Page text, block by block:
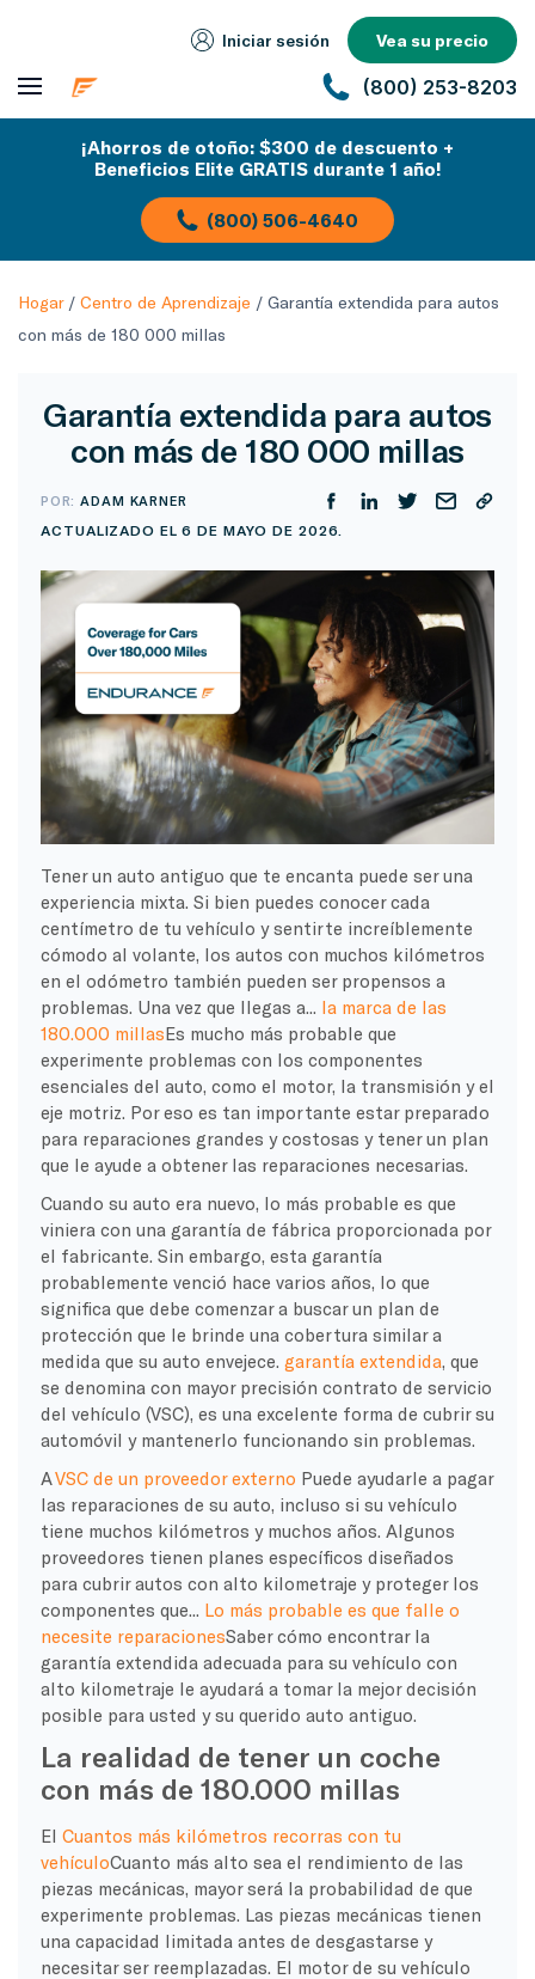
Iniciar sesión Vea su precio
(800) 253-8203
¡Ahorros de otoño: $300 de descuento +
Beneficios Elite GRATIS durante 1 año!
(800) 506-4640
Hogar/ Centro de Aprendizaje / Garantía extendida para autos
con más de 180 000 millas
Garantía extendida para autos
con más de 180 000 millas
POR:ADAM KARNER
ACTUALIZADO EL 6 DE MAYO DE 2026.
Tener un auto antiguo que te encanta puede ser una
experiencia mixta. Si bien puedes conocer cada
centímetro de tu vehículo y sentirte increíblemente
cómodo al volante, los autos con muchos kilómetros
en el odómetro también pueden ser propensos a
problemas. Una vez que llegas a... la marca de las
180.000 millasEs mucho más probable que
experimente problemas con los componentes
esenciales del auto, como el motor, la transmisión y el
eje motriz. Por eso es tan importante estar preparado
para reparaciones grandes y costosas y tener un plan
que le ayude a obtener las reparaciones necesarias.
Cuando su auto era nuevo, lo más probable es que
viniera con una garantía de fábrica proporcionada por
el fabricante. Sin embargo, esta garantía
probablemente venció hace varios años, lo que
significa que debe comenzar a buscar un plan de
protección que le brinde una cobertura similar a
medida que su auto envejece. garantía extendida , que
se denomina con mayor precisión contrato de servicio
del vehículo (VSC), es una excelente forma de cubrir su
automóvil y mantenerlo funcionando sin problemas.
AVSC de un proveedor externo Puede ayudarle a pagar
las reparaciones de su auto, incluso si su vehículo
tiene muchos kilómetros y muchos años. Algunos
proveedores tienen planes específicos diseñados
para cubrir autos con alto kilometraje y proteger los
componentes que... Lo más probable es que falle o
necesite reparacionesSaber cómo encontrar la
garantía extendida adecuada para su vehículo con
alto kilometraje le ayudará a tomar la mejor decisión
posible para usted y su querido auto antiguo.
La realidad de tener un coche
con más de 180.000 millas
El Cuantos más kilómetros recorras con tu
vehículoCuanto más alto sea el rendimiento de las
piezas mecánicas, mayor será la probabilidad de que
experimente problemas. Las piezas mecánicas tienen
una capacidad limitada antes de desgastarse y
necesitar ser reemplazadas. El motor de su vehículo